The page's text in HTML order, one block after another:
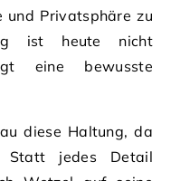
und Privatsphäre zu
ist heute nicht
eine bewusste
diese Haltung, da
Statt jedes Detail